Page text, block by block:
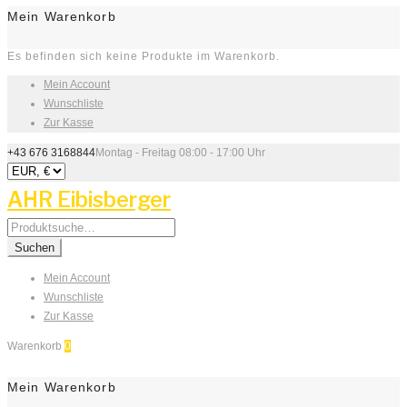
Mein Warenkorb
Es befinden sich keine Produkte im Warenkorb.
Mein Account
Wunschliste
Zur Kasse
+43 676 3168844Montag - Freitag 08:00 - 17:00 Uhr
AHR Eibisberger
Search
for:
Suchen
Mein Account
Wunschliste
Zur Kasse
Warenkorb 0
Mein Warenkorb